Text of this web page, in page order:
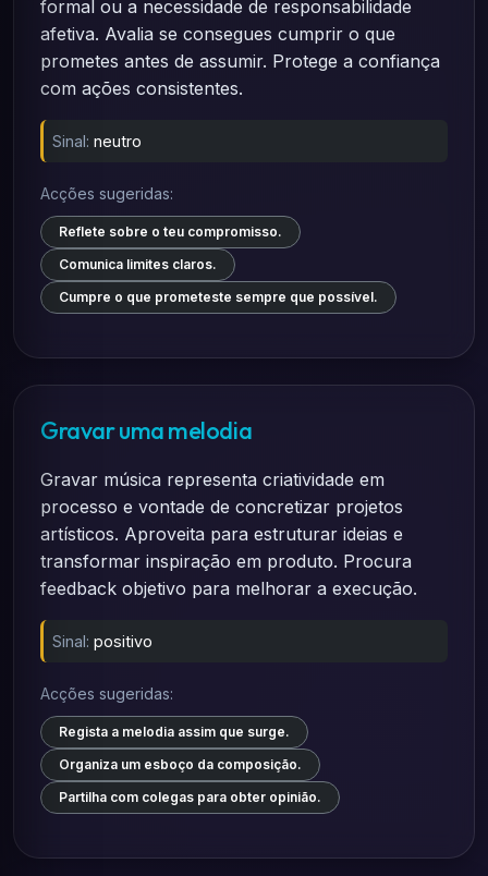
formal ou a necessidade de responsabilidade
afetiva. Avalia se consegues cumprir o que
prometes antes de assumir. Protege a confiança
com ações consistentes.
Sinal: neutro
Acções sugeridas:
Reflete sobre o teu compromisso.
Comunica limites claros.
Cumpre o que prometeste sempre que possível.
Gravar uma melodia
Gravar música representa criatividade em
processo e vontade de concretizar projetos
artísticos. Aproveita para estruturar ideias e
transformar inspiração em produto. Procura
feedback objetivo para melhorar a execução.
Sinal: positivo
Acções sugeridas:
Regista a melodia assim que surge.
Organiza um esboço da composição.
Partilha com colegas para obter opinião.